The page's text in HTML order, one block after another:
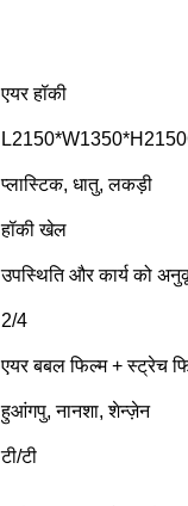
एयर हॉकी
प्लास्टिक, धातु, लकड़ी
हॉकी खेल
उपस्थिति और कार्य को
2/4
एयर बबल फिल्म + स्ट्रेच
हुआंगपु, नानशा, शेन्ज़ेन
टी/टी